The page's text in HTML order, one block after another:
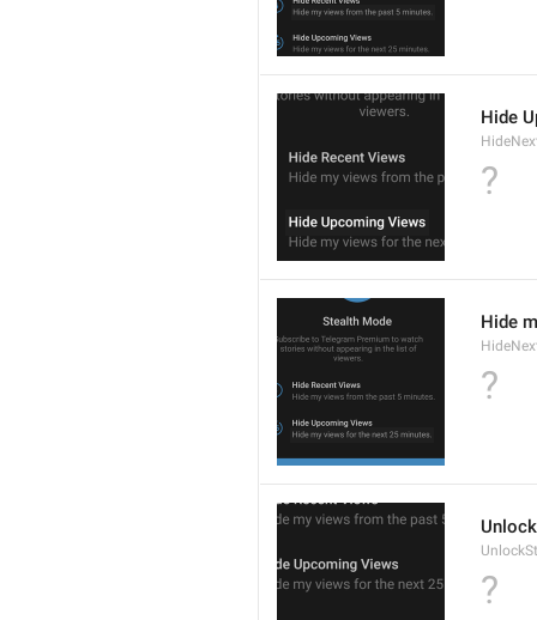
Hide
?
Hide
?
?